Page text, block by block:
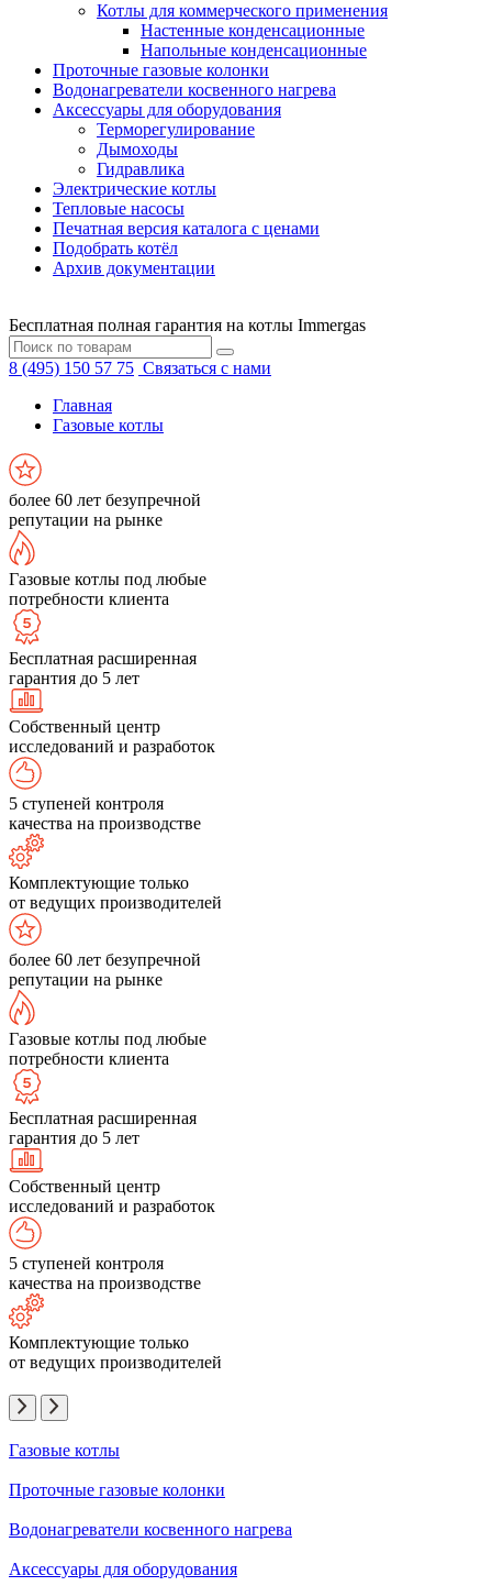
Котлы для коммерческого применения
Настенные конденсационные
Напольные конденсационные
Проточные газовые колонки
Водонагреватели косвенного нагрева
Аксессуары для оборудования
Терморегулирование
Дымоходы
Гидравлика
Электрические котлы
Тепловые насосы
Печатная версия каталога с ценами
Подобрать котёл
Архив документации
Бесплатная полная гарантия на котлы Immergas
8 (495) 150 57 75 Связаться с нами
Главная
Газовые котлы
более 60 лет безупречной
репутации на рынке
Газовые котлы под любые
потребности клиента
Бесплатная расширенная
гарантия до 5 лет
Собственный центр
исследований и разработок
5 ступеней контроля
качества на производстве
Комплектующие только
от ведущих производителей
более 60 лет безупречной
репутации на рынке
Газовые котлы под любые
потребности клиента
Бесплатная расширенная
гарантия до 5 лет
Собственный центр
исследований и разработок
5 ступеней контроля
качества на производстве
Комплектующие только
от ведущих производителей
Газовые котлы
Проточные газовые колонки
Водонагреватели косвенного нагрева
Аксессуары для оборудования